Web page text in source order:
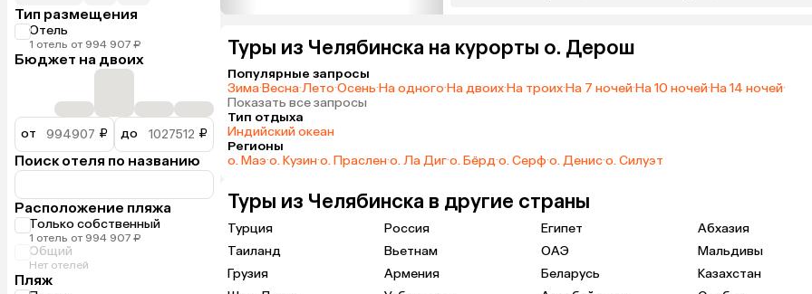
Тип размещения
Отель
1 отель от 994 907 ₽
Бюджет на двоих
от ₽ до ₽
Поиск отеля по названию
Расположение пляжа
Только собственный
1 отель от 994 907 ₽
Общий
Нет отелей
Пляж
Туры из Челябинска на курорты о. Дерош
Популярные запросы
Зима·Весна·Лето·Осень·На одного·На двоих·На троих·На 7 ночей·На 10 ночей·На 14 ночей·
Показать все запросы
Тип отдыха
Индийский океан
Регионы
о. Маэ·о. Кузин·о. Праслен·о. Ла Диг·о. Бёрд·о. Серф·о. Денис·о. Силуэт
Туры из Челябинска в другие страны
Турция Россия Египет
Абхазия
Таиланд
Вьетнам ОАЭ
Мальдивы
Грузия
Армения Беларусь
Казахстан